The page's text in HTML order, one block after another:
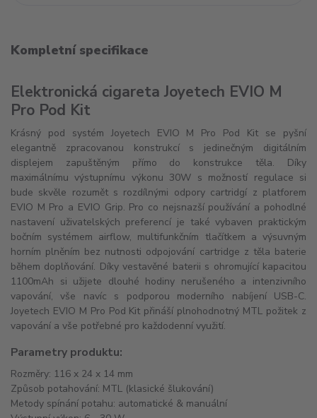
Kompletní specifikace
Elektronická cigareta Joyetech EVIO M
Pro Pod Kit
Krásný pod systém Joyetech EVIO M Pro Pod Kit se pyšní
elegantně zpracovanou konstrukcí s jedinečným digitálním
displejem zapuštěným přímo do konstrukce těla. Díky
maximálnímu výstupnímu výkonu 30W s možností regulace si
bude skvěle rozumět s rozdílnými odpory cartridgí z platforem
EVIO M Pro a EVIO Grip. Pro co nejsnazší používání a pohodlné
nastavení uživatelských preferencí je také vybaven praktickým
bočním systémem airflow, multifunkčním tlačítkem a výsuvným
horním plněním bez nutnosti odpojování cartridge z těla baterie
během doplňování. Díky vestavěné baterii s ohromující kapacitou
1100mAh si užijete dlouhé hodiny nerušeného a intenzivního
vapování, vše navíc s podporou moderního nabíjení USB-C.
Joyetech EVIO M Pro Pod Kit přináší plnohodnotný MTL požitek z
vapování a vše potřebné pro každodenní využití.
Parametry produktu:
Rozměry: 116 x 24 x 14 mm
Způsob potahování: MTL (klasické šlukování)
Metody spínání potahu: automatické & manuální